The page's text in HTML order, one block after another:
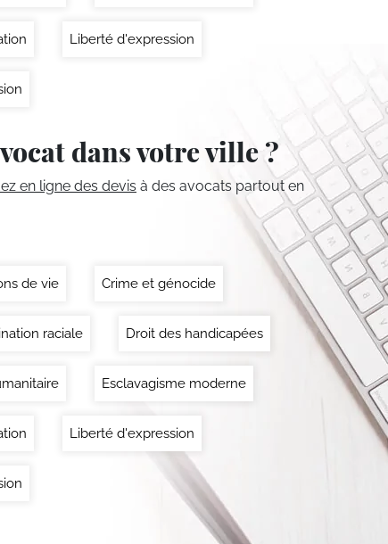
Liberté d'expression
dans votre ville ?
en ligne des devis à des avocats partout en
de vie Crime et génocide
raciale Droit des handicapées
Esclavagisme moderne
Liberté d'expression